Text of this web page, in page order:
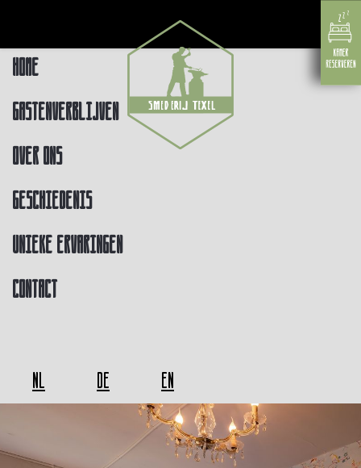
Home
Gastenverblijven
Over ons
Geschiedenis
Unieke ervaringen
Contact
NL DE EN